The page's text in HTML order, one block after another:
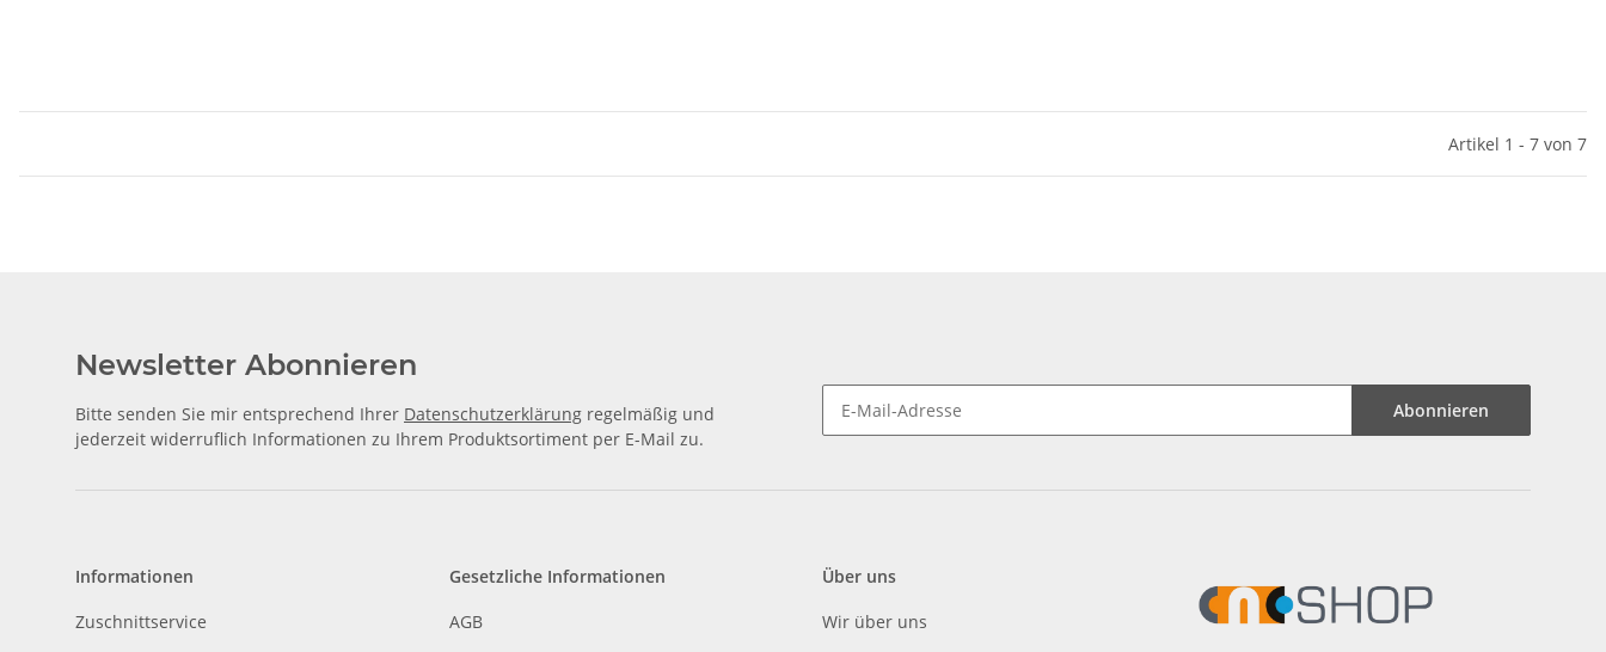
Artikel 1 - 7 von 7
Newsletter Abonnieren
Bitte senden Sie mir entsprechend Ihrer Datenschutzerklärung regelmäßig und
jederzeit widerruflich Informationen zu Ihrem Produktsortiment per E-Mail zu.
Abonnieren
Informationen
Zuschnittservice
Gesetzliche Informationen
AGB
Über uns
Wir über uns